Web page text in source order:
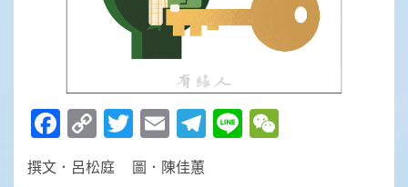
Facebook
Copy
Link
Twitter
EmailTelegram
Line
撰文．呂松庭 圖．陳佳蕙